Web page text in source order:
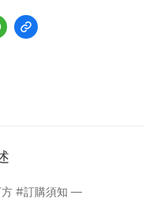
#訂購須知 —